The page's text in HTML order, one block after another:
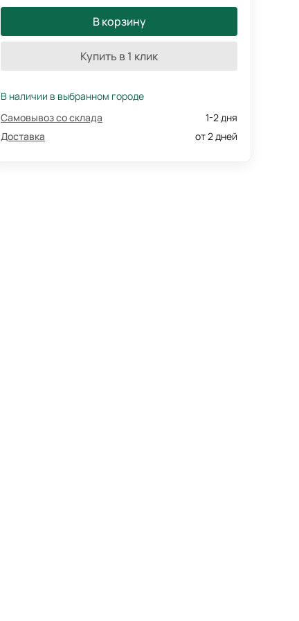
В корзину
Купить в 1 клик
В наличии в выбранном городе
Самовывоз со склада
1-2 дня
Доставка
от 2 дней